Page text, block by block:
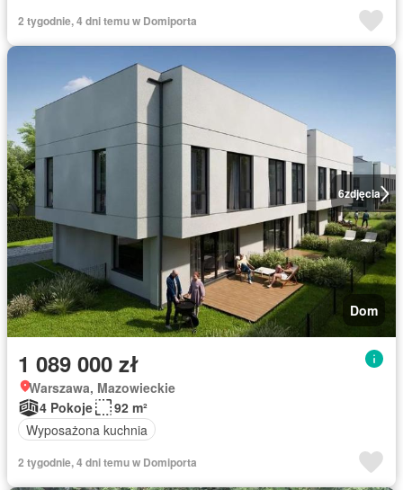
2 tygodnie, 4 dni temu w Domiporta
6zdjęcia
Dom
1 089 000 zł
Warszawa, Mazowieckie
4 Pokoje
92 m²
Wyposażona kuchnia
2 tygodnie, 4 dni temu w Domiporta